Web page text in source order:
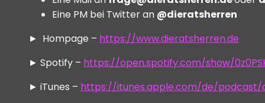
Eine PM bei Twitter an @dieratsherren
► Hompage – https://www.dieratsherren.de
► Spotify – https://open.spotify.com/show/
► iTunes – https://itunes.apple.com/de/podcast/